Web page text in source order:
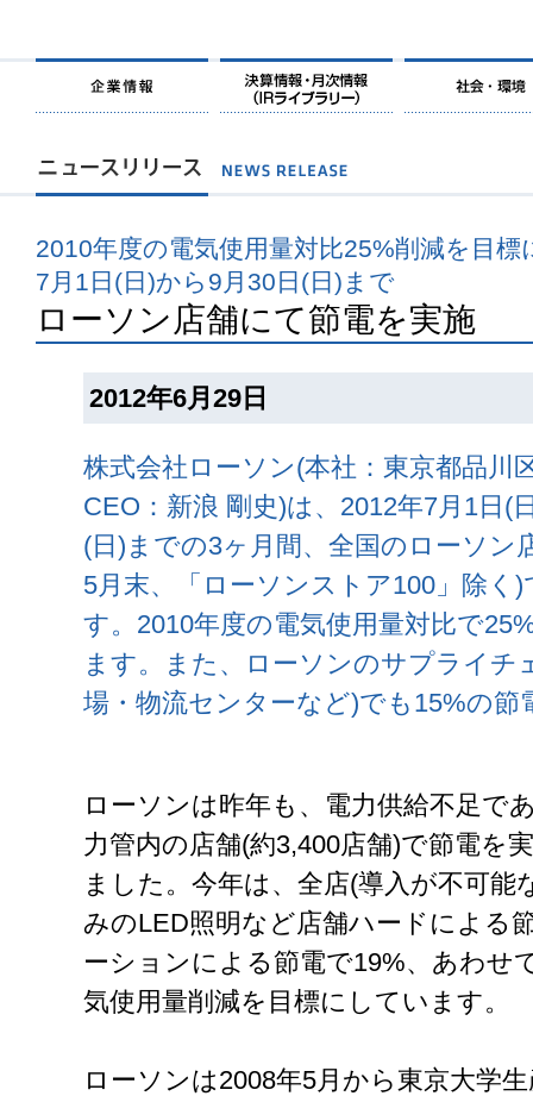
2010年度の電気使用量対比25%削減を目標
7月1日(日)から9月30日(日)まで
ローソン店舗にて節電を実施
2012年6月29日
株式会社ローソン(本社：東京都品川
CEO：新浪 剛史)は、2012年7月1日(
(日)までの3ヶ月間、全国のローソン
5月末、「ローソンストア100」除く
す。2010年度の電気使用量対比で
ます。また、ローソンのサプライチ
場・物流センターなど)でも15%の節
ローソンは昨年も、電力供給不足で
力管内の店舗(約3,400店舗)で節電を
ました。今年は、全店(導入が不可能
みのLED照明など店舗ハードによる
ーションによる節電で19%、あわせ
気使用量削減を目標にしています。
ローソンは2008年5月から東京大学